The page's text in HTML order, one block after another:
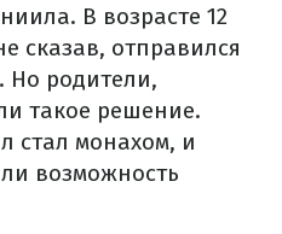
В возрасте 12
сказав, отправился
Но родители,
такое решение.
стал монахом, и
возможность